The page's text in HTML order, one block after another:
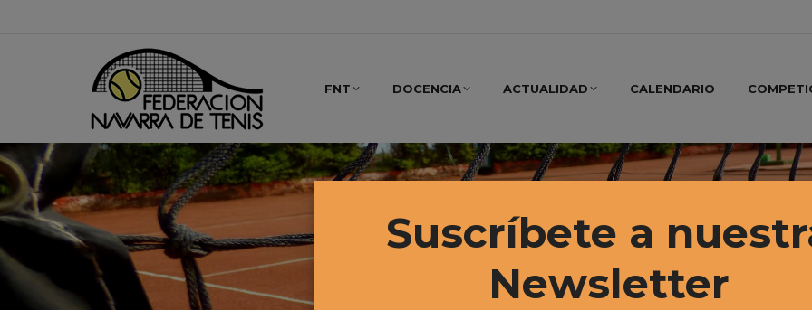
FNT DOCENCIA ACTUALIDAD CALENDARIO
Suscríbete a
Newsletter